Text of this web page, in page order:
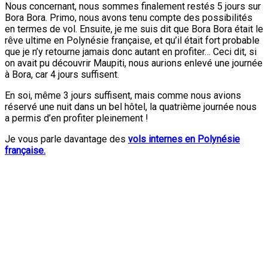
Nous concernant, nous sommes finalement restés 5 jours sur
Bora Bora. Primo, nous avons tenu compte des possibilités
en termes de vol. Ensuite, je me suis dit que Bora Bora était le
rêve ultime en Polynésie française, et qu’il était fort probable
que je n’y retourne jamais donc autant en profiter… Ceci dit, si
on avait pu découvrir Maupiti, nous aurions enlevé une journée
à Bora, car 4 jours suffisent.
En soi, même 3 jours suffisent, mais comme nous avions
réservé une nuit dans un bel hôtel, la quatrième journée nous
a permis d’en profiter pleinement !
Je vous parle davantage des vols internes en Polynésie
française.